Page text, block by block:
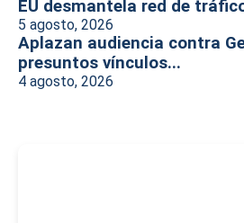
EU desmantela red de
5 agosto, 2026
Aplazan audiencia contra
presuntos vínculos...
4 agosto, 2026